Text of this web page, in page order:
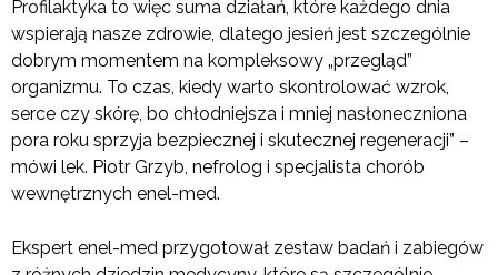
Profilaktyka to więc suma działań, które każdego dnia
wspierają nasze zdrowie, dlatego jesień jest szczególnie
dobrym momentem na kompleksowy „przegląd”
organizmu. To czas, kiedy warto skontrolować wzrok,
serce czy skórę, bo chłodniejsza i mniej nasłoneczniona
pora roku sprzyja bezpiecznej i skutecznej regeneracji” –
mówi lek. Piotr Grzyb, nefrolog i specjalista chorób
wewnętrznych enel-med.
Ekspert enel-med przygotował zestaw badań i zabiegów